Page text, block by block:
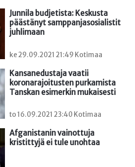
Junnila budjetista: Keskusta
päästänyt samppanjasosialistit
juhlimaan
ke 29.09.2021 21:49 Kotimaa
Kansanedustaja vaatii
koronarajoitusten purkamista
Tanskan esimerkin mukaisesti
to 16.09.2021 23:40 Kotimaa
Afganistanin vainottuja
kristittyjä ei tule unohtaa